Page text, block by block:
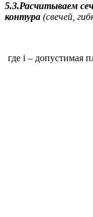
5.3.Расчитываем
контура (свечей,
где i – допустимая